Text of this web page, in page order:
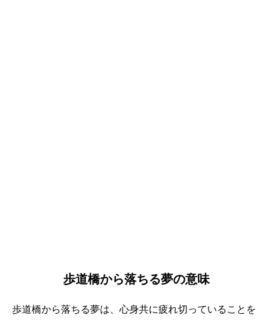
歩道橋から落ちる夢の意味
歩道橋から落ちる夢は、心身共に疲れ切っていることを